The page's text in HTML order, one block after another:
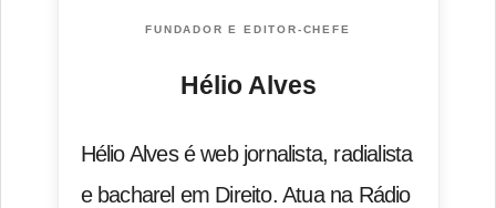
FUNDADOR E EDITOR-CHEFE
Hélio Alves
Hélio Alves é web jornalista, radialista
e bacharel em Direito. Atua na Rádio